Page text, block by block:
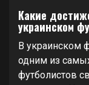
Какие
украинском
В украинском
одним из
футболистов